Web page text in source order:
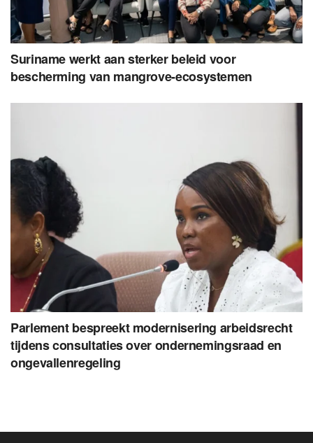
Suriname werkt aan sterker beleid voor
bescherming van mangrove-ecosystemen
Parlement bespreekt modernisering arbeidsrecht
tijdens consultaties over ondernemingsraad en
ongevallenregeling